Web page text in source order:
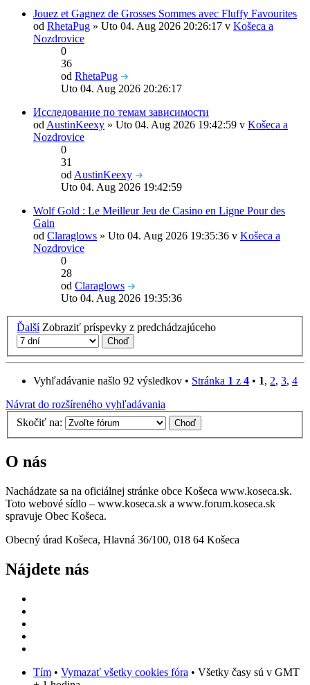
Jouez et Gagnez de Grosses Sommes avec Fluffy Favourites
od RhetaPug » Uto 04. Aug 2026 20:26:17 v Košeca a
Nozdrovice
0
36
od RhetaPug
Uto 04. Aug 2026 20:26:17
Исследование по темам зависимости
od AustinKeexy » Uto 04. Aug 2026 19:42:59 v Košeca a
Nozdrovice
0
31
od AustinKeexy
Uto 04. Aug 2026 19:42:59
Wolf Gold : Le Meilleur Jeu de Casino en Ligne Pour des
Gain
od Claraglows » Uto 04. Aug 2026 19:35:36 v Košeca a
Nozdrovice
0
28
od Claraglows
Uto 04. Aug 2026 19:35:36
Ďalší Zobraziť príspevky z predchádzajúceho
Vyhľadávanie našlo 92 výsledkov • Stránka 1 z 4 • 1, 2, 3, 4
Návrat do rozšíreného vyhľadávania
Skočiť na:
O nás
Nachádzate sa na oficiálnej stránke obce Košeca www.koseca.sk.
Toto webové sídlo – www.koseca.sk a www.forum.koseca.sk
spravuje Obec Košeca.
Obecný úrad Košeca, Hlavná 36/100, 018 64 Košeca
Nájdete nás
Tím • Vymazať všetky cookies fóra • Všetky časy sú v GMT